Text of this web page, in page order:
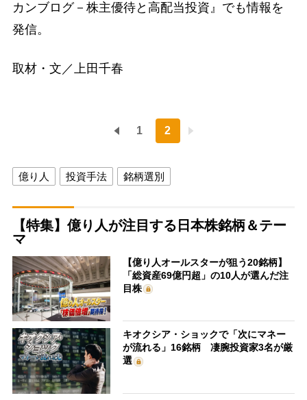
カンブログ－株主優待と高配当投資』でも情報を
発信。
取材・文／上田千春
1 2
億り人 投資手法 銘柄選別
【特集】億り人が注目する日本株銘柄＆テー
マ
【億り人オールスターが狙う20銘柄】
「総資産69億円超」の10人が選んだ注
目株
キオクシア・ショックで「次にマネー
が流れる」16銘柄 凄腕投資家3名が厳
選